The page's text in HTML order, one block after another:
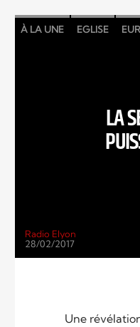
À LA UNE EGLISE
LA
Radio Elyon
28/02/2017
Une